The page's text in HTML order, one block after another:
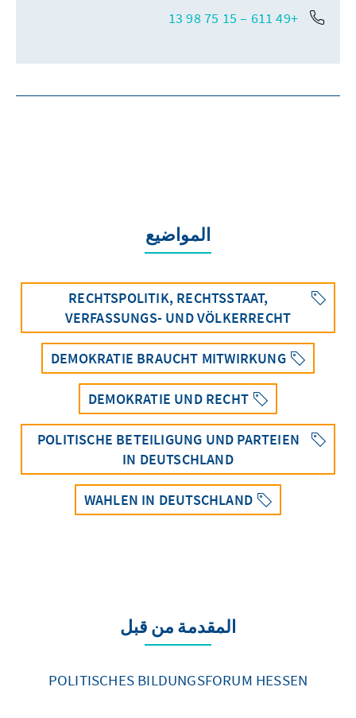
+49 611 – 15 75 98 13
المواضيع
RECHTSPOLITIK, RECHTSSTAAT,
VERFASSUNGS- UND VÖLKERRECHT
DEMOKRATIE BRAUCHT MITWIRKUNG
DEMOKRATIE UND RECHT
POLITISCHE BETEILIGUNG UND PARTEIEN
IN DEUTSCHLAND
WAHLEN IN DEUTSCHLAND
المقدمة من قبل
POLITISCHES BILDUNGSFORUM HESSEN